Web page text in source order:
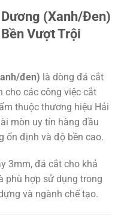
(Xanh/Đen)
Vượt Trội
đen) là dòng đá cắt
cho các công việc cắt
thuộc thương hiệu Hải
mòn uy tín hàng đầu
ổn định và độ bền cao.
3mm, đá cắt cho khả
phù hợp sử dụng trong
và ngành chế tạo.